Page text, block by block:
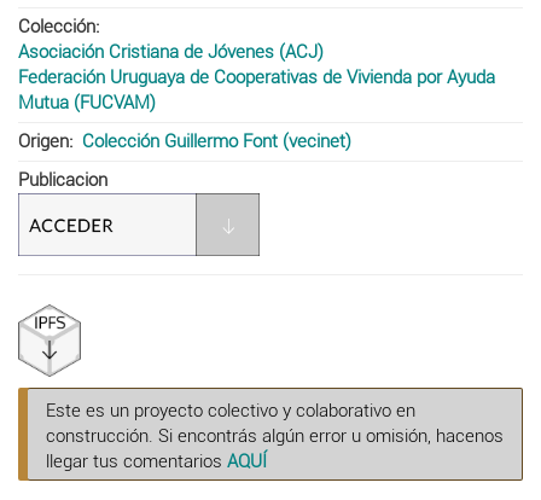
Colección
Asociación Cristiana de Jóvenes (ACJ)
Federación Uruguaya de Cooperativas de Vivienda por Ayuda
Mutua (FUCVAM)
Origen
Colección Guillermo Font (vecinet)
Publicacion
Este es un proyecto colectivo y colaborativo en
construcción. Si encontrás algún error u omisión, hacenos
llegar tus comentarios AQUÍ